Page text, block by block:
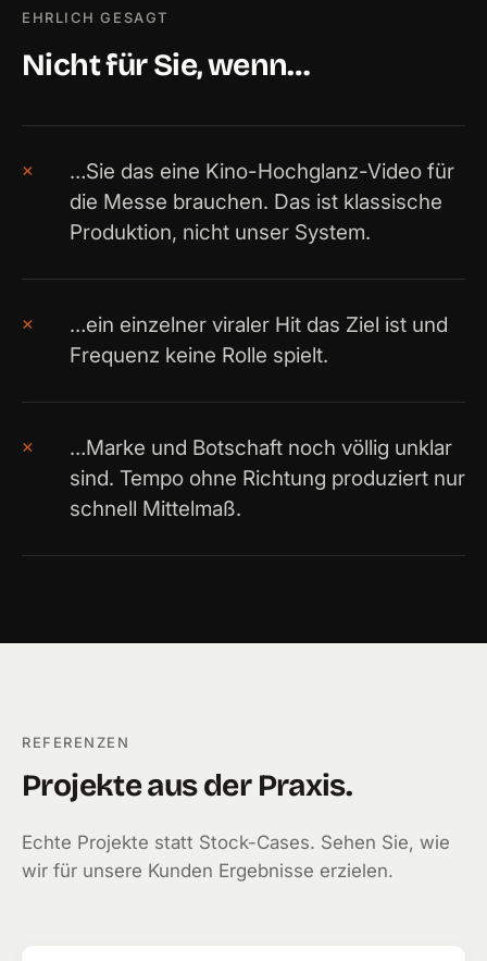
EHRLICH GESAGT
Nicht für Sie, wenn…
×
…Sie das eine Kino-Hochglanz-Video für
die Messe brauchen. Das ist klassische
Produktion, nicht unser System.
×
…ein einzelner viraler Hit das Ziel ist und
Frequenz keine Rolle spielt.
×
…Marke und Botschaft noch völlig unklar
sind. Tempo ohne Richtung produziert nur
schnell Mittelmaß.
REFERENZEN
Projekte aus der Praxis.
Echte Projekte statt Stock-Cases. Sehen Sie, wie
wir für unsere Kunden Ergebnisse erzielen.